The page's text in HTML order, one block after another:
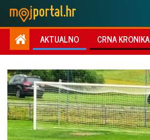
AKTUALNO CRNA KRONIKA